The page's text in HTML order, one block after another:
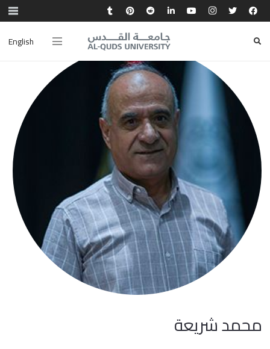
English
محمد شريعة